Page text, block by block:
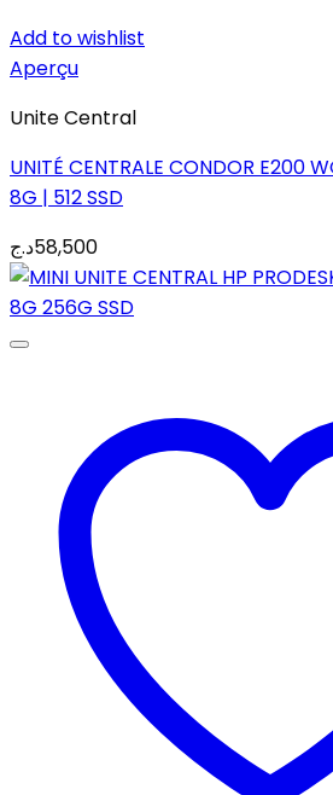
Add to wishlist
Aperçu
Unite Central
UNITÉ CENTRALE CONDOR E200
8G | 512 SSD
58,500د.ج